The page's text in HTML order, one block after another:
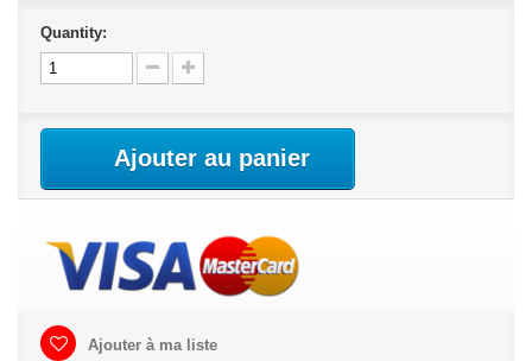
Quantity:
Ajouter au panier
Ajouter à ma liste